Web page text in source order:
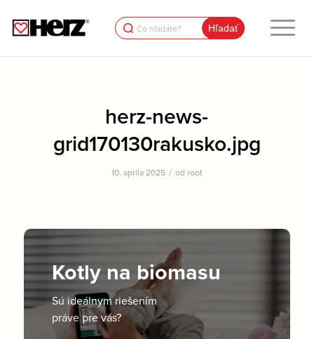
Search
for:
herz-news-
grid170130rakusko.jpg
10. apríla 2025 / od root
Kotly na biomasu
Sú ideálnym riešením
práve pre vás?